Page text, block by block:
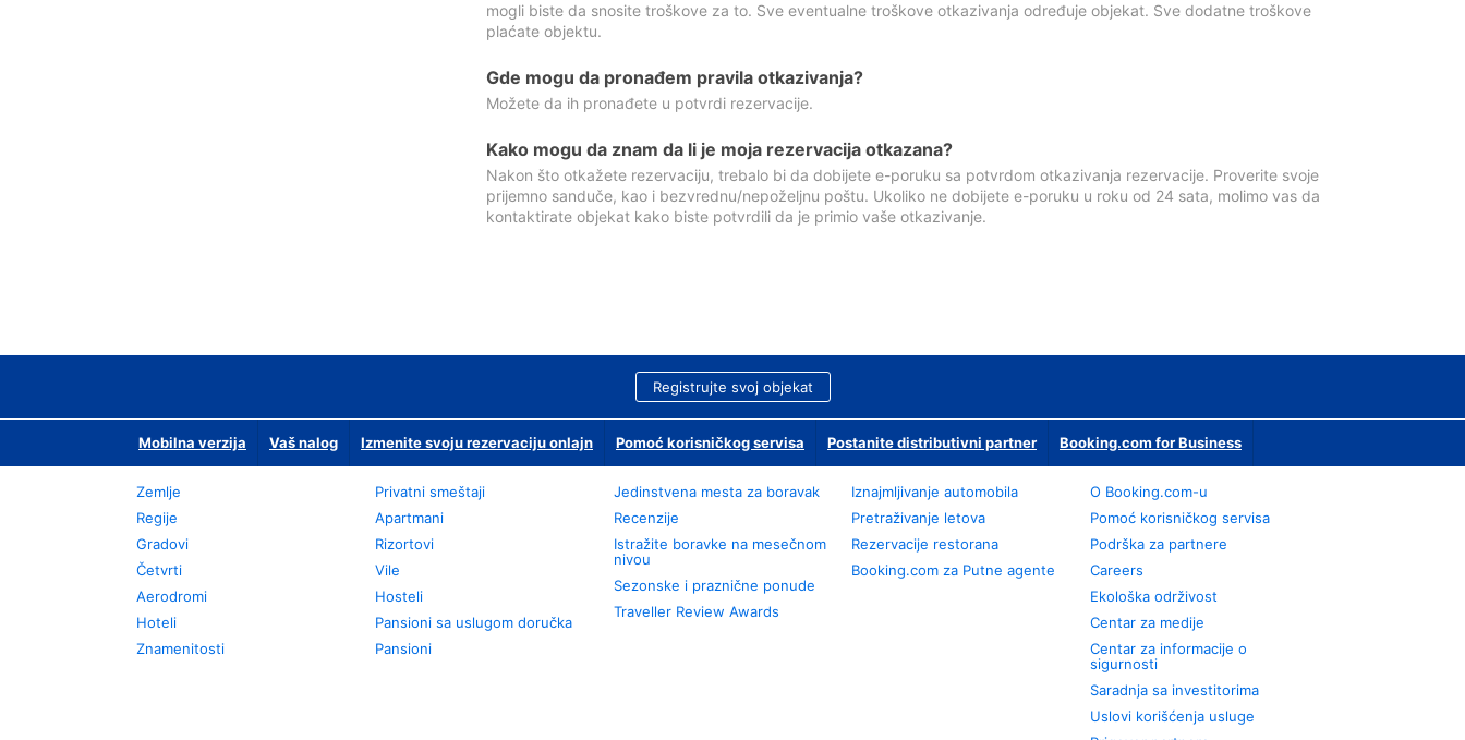
mogli biste da snosite troškove za to. Sve eventualne troškove otkazivanja određuje objekat. Sve dodatne troškove
plaćate objektu.
Gde mogu da pronađem pravila otkazivanja?
Možete da ih pronađete u potvrdi rezervacije.
Kako mogu da znam da li je moja rezervacija otkazana?
Nakon što otkažete rezervaciju, trebalo bi da dobijete e-poruku sa potvrdom otkazivanja rezervacije. Proverite svoje
prijemno sanduče, kao i bezvrednu/nepoželjnu poštu. Ukoliko ne dobijete e-poruku u roku od 24 sata, molimo vas da
kontaktirate objekat kako biste potvrdili da je primio vaše otkazivanje.
Registrujte svoj objekat
Mobilna verzija Vaš nalog Izmenite svoju rezervaciju onlajn Pomoć korisničkog servisa Postanite distributivni partner Booking.com for Business
Zemlje
Regije
Gradovi
Četvrti
Aerodromi
Hoteli
Znamenitosti
Privatni smeštaji
Apartmani
Rizortovi
Vile
Hosteli
Pansioni sa uslugom doručka
Pansioni
Jedinstvena mesta za boravak
Recenzije
Istražite boravke na mesečnom
nivou
Sezonske i praznične ponude
Traveller Review Awards
Iznajmljivanje automobila
Pretraživanje letova
Rezervacije restorana
Booking.com za Putne agente
О Booking.com-u
Pomoć korisničkog servisa
Podrška za partnere
Careers
Ekološka održivost
Centar za medije
Centar za informacije o
sigurnosti
Saradnja sa investitorima
Uslovi korišćenja usluge